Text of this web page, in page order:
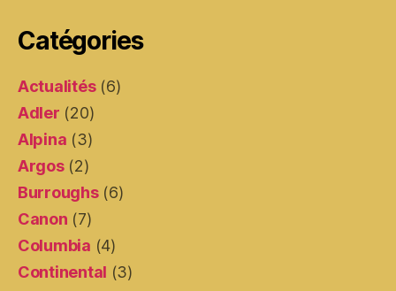
Catégories
Actualités(6)
Adler (20)
Alpina (3)
Argos(2)
Burroughs(6)
Canon (7)
Columbia (4)
Continental (3)